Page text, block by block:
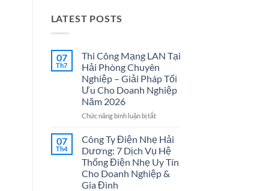
LATEST POSTS
07
Th7
Thi Công Mạng LAN Tại
Hải Phòng Chuyên
Nghiệp – Giải Pháp Tối
Ưu Cho Doanh Nghiệp
Năm 2026
Chức năng bình luận bị tắtở
Công
Mạng
LAN
Tại
Hải
07
Th4
Công Ty Điện Nhẹ Hải
Dương: 7 Dịch Vụ Hệ
Thống Điện Nhẹ Uy Tín
Cho Doanh Nghiệp &
Gia Đình